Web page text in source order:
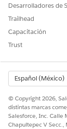
Desarrolladores de
Trailhead
Capacitación
Trust
Español (México)
© Copyright 2026,
distintas marcas
Salesforce, Inc. Calle
Chapultepec V